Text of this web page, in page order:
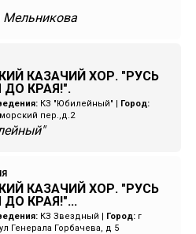
Мельникова
КАЗАЧИЙ ХОР. "РУСЬ
ДО КРАЯ!".
КЗ "Юбилейный" | Город:
пер.,д.2
КАЗАЧИЙ ХОР. "РУСЬ
ДО КРАЯ!"...
КЗ Звездный | Город: г
Генерала Горбачева, д 5